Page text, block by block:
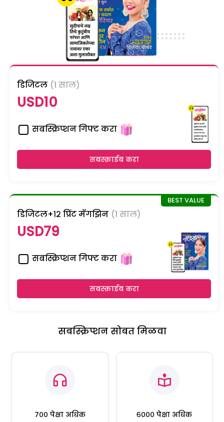
डिजिटल (1 साल)
USD10
सबस्क्रिप्शन गिफ्ट करा
सबस्क्राईब करा
डिजिटल+१२ प्रिंट मॅगझिन (1 साल)
USD79
सबस्क्रिप्शन गिफ्ट करा
सबस्क्राईब करा
सबस्क्रिप्शन सोबत मिळवा
७०० पेक्षा अधिक
६००० पेक्षा अधिक